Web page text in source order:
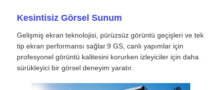
Ürünler
Videolar
Kesintisiz Görsel Sunum
Gelişmiş ekran teknolojisi, pürüzsüz görüntü geçişleri ve tek
tip ekran performansı sağlar.9 GS, canlı yapımlar için
profesyonel görüntü kalitesini korurken izleyiciler için daha
sürükleyici bir görsel deneyim yaratır.